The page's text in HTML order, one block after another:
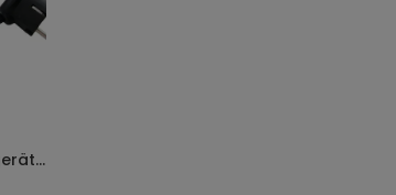
Daytime LED-System Netzgerät/Converter 24 Volt